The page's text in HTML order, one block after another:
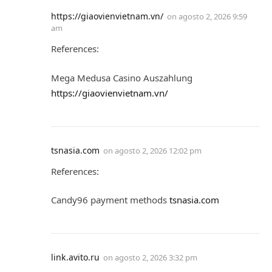
https://giaovienvietnam.vn/ on agosto 2, 2026 9:59
am
References:
Mega Medusa Casino Auszahlung
https://giaovienvietnam.vn/
tsnasia.com on agosto 2, 2026 12:02 pm
References:
Candy96 payment methods tsnasia.com
link.avito.ru on agosto 2, 2026 3:32 pm